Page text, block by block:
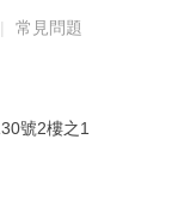
常見問題
號2樓之1